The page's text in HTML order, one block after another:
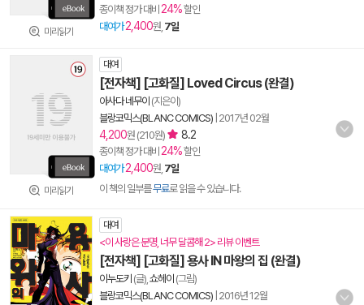
미리읽기
종이책 정가 대비 24%할인
대여가 2,400원, 7일
미리읽기
대여
[전자책] [고화질] Loved Circus (완결)
아사다 네무이 (지은이)
블랑코믹스(BLANC COMICS) 2017년 02월
4,200원 (210원) 8.2
종이책 정가 대비 24%할인
대여가 2,400원, 7일
이 책의 일부를무료로 읽을 수 있습니다.
대여
<이 사랑은 분명, 너무 달콤해 2> 리뷰 이벤트
[전자책] [고화질] 용사 IN 마왕의 집 (완결)
이누도키 (글), 쇼헤이 (그림)
블랑코믹스(BLANC COMICS) 2016년 12월